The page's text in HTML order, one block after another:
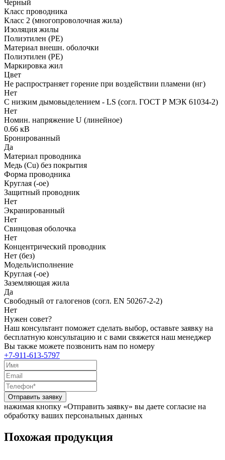
Черный
Класс проводника
Класс 2 (многопроволочная жила)
Изоляция жилы
Полиэтилен (PE)
Материал внешн. оболочки
Полиэтилен (PE)
Маркировка жил
Цвет
Не распространяет горение при воздействии пламени (нг)
Нет
С низким дымовыделением - LS (согл. ГОСТ Р МЭК 61034-2)
Нет
Номин. напряжение U (линейное)
0.66 кВ
Бронированный
Да
Материал проводника
Медь (Cu) без покрытия
Форма проводника
Круглая (-ое)
Защитный проводник
Нет
Экранированный
Нет
Свинцовая оболочка
Нет
Концентрический проводник
Нет (без)
Модель/исполнение
Круглая (-ое)
Заземляющая жила
Да
Свободный от галогенов (согл. EN 50267-2-2)
Нет
Нужен совет?
Наш консультант поможет сделать выбор, оставьте заявку на
бесплатную консультацию и с вами свяжется наш менеджер
Вы также можете позвонить нам по номеру
+7-911-613-5797
Отправить заявку
нажимая кнопку «Отправить заявку» вы даете согласие на
обработку ваших персональных данных
Похожая продукция